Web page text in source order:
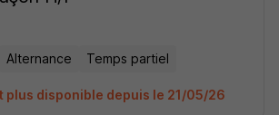
Alternance Temps partiel
plus disponible depuis le 21/05/26